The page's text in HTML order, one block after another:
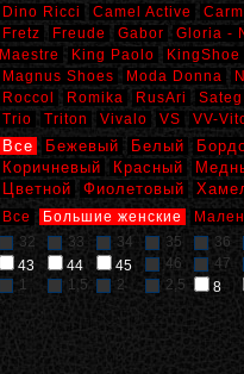
Dino Ricci
Camel Active
Fretz
Freude Gabor Gloria -
Maestre
King Paolo KingShoe
Magnus Shoes
Moda Donna
Roccol
Romika RusAri Sateg
Trio
Triton Vivalo VS VV-
Все Бежевый Белый
Коричневый
Красный
Цветной
Фиолетовый
Все Большие женские
32 33 34 35 36
43
44 45 46 47
1
1,5 2 2,5 8